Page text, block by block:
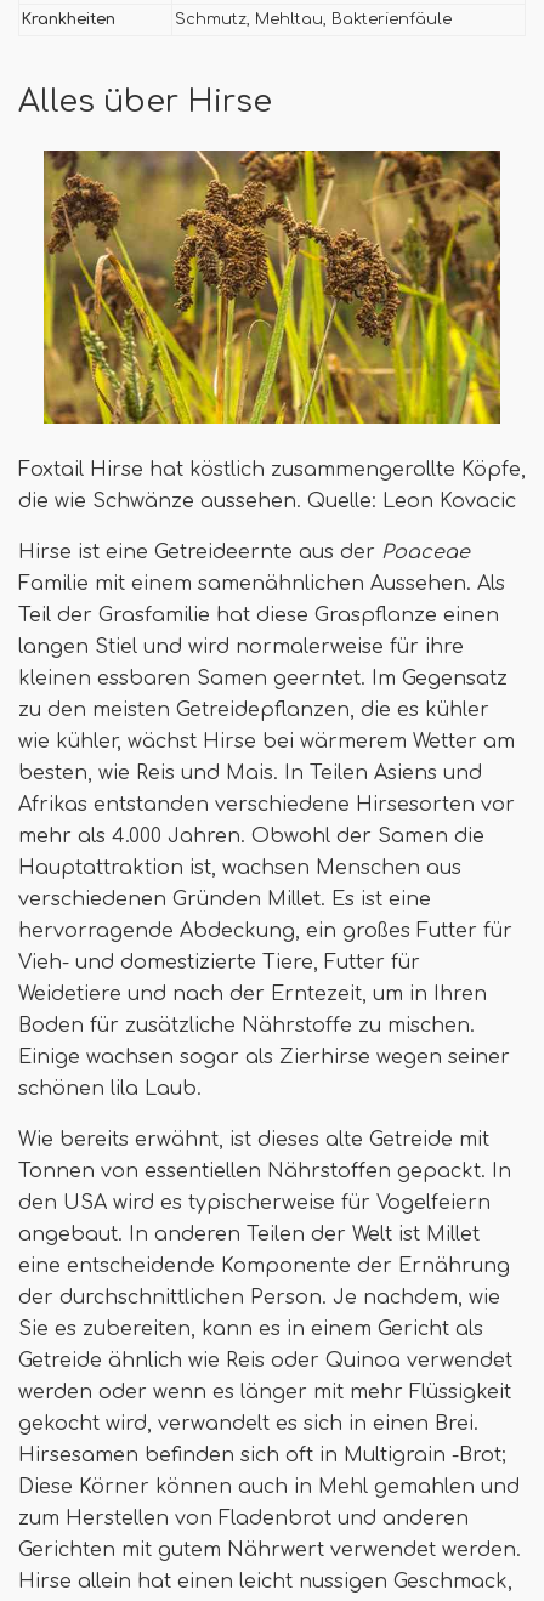
Krankheiten Schmutz, Mehltau, Bakterienfäule
Alles über Hirse
Foxtail Hirse hat köstlich zusammengerollte Köpfe,
die wie Schwänze aussehen. Quelle: Leon Kovacic
Hirse ist eine Getreideernte aus der Poaceae
Familie mit einem samenähnlichen Aussehen. Als
Teil der Grasfamilie hat diese Graspflanze einen
langen Stiel und wird normalerweise für ihre
kleinen essbaren Samen geerntet. Im Gegensatz
zu den meisten Getreidepflanzen, die es kühler
wie kühler, wächst Hirse bei wärmerem Wetter am
besten, wie Reis und Mais. In Teilen Asiens und
Afrikas entstanden verschiedene Hirsesorten vor
mehr als 4.000 Jahren. Obwohl der Samen die
Hauptattraktion ist, wachsen Menschen aus
verschiedenen Gründen Millet. Es ist eine
hervorragende Abdeckung, ein großes Futter für
Vieh- und domestizierte Tiere, Futter für
Weidetiere und nach der Erntezeit, um in Ihren
Boden für zusätzliche Nährstoffe zu mischen.
Einige wachsen sogar als Zierhirse wegen seiner
schönen lila Laub.
Wie bereits erwähnt, ist dieses alte Getreide mit
Tonnen von essentiellen Nährstoffen gepackt. In
den USA wird es typischerweise für Vogelfeiern
angebaut. In anderen Teilen der Welt ist Millet
eine entscheidende Komponente der Ernährung
der durchschnittlichen Person. Je nachdem, wie
Sie es zubereiten, kann es in einem Gericht als
Getreide ähnlich wie Reis oder Quinoa verwendet
werden oder wenn es länger mit mehr Flüssigkeit
gekocht wird, verwandelt es sich in einen Brei.
Hirsesamen befinden sich oft in Multigrain -Brot;
Diese Körner können auch in Mehl gemahlen und
zum Herstellen von Fladenbrot und anderen
Gerichten mit gutem Nährwert verwendet werden.
Hirse allein hat einen leicht nussigen Geschmack,